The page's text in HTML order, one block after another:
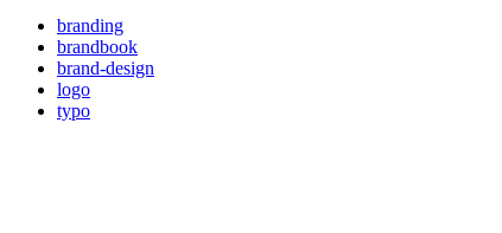
branding
brandbook
brand-design
logo
typo